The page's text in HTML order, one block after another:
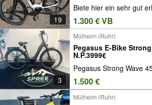
19
Biete hier ein sehr gut
1.300 € VB
3
Mülheim (Ruhr)
Pegasus E-Bike
N.P.3999€
Pegasus Strong Wave
1.500 €
Mülheim (Ruhr)